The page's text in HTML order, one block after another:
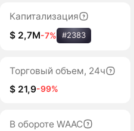
Капитализация
$ 2,7M-7% #2383
Торговый объем, 24ч
$ 21,9-99%
В обороте WAAC